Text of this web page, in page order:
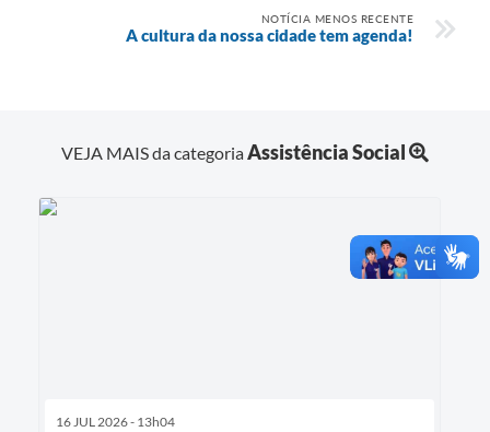
NOTÍCIA MENOS RECENTE
A cultura da nossa cidade tem agenda!
VEJA MAIS da categoriaAssistência Social
16 JUL 2026 - 13h04